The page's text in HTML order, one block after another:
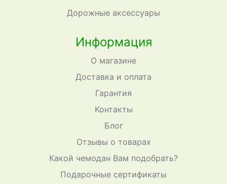
Дорожные аксессуары
Информация
О магазине
Доставка и оплата
Гарантия
Контакты
Блог
Отзывы о товарах
Какой чемодан Вам подобрать?
Подарочные сертификаты